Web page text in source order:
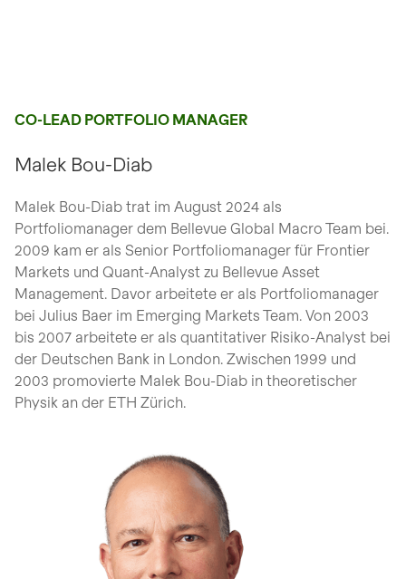
CO-LEAD PORTFOLIO MANAGER
Malek Bou-Diab
Malek Bou-Diab trat im August 2024 als
Portfoliomanager dem Bellevue Global Macro Team bei.
2009 kam er als Senior Portfoliomanager für Frontier
Markets und Quant-Analyst zu Bellevue Asset
Management. Davor arbeitete er als Portfoliomanager
bei Julius Baer im Emerging Markets Team. Von 2003
bis 2007 arbeitete er als quantitativer Risiko-Analyst bei
der Deutschen Bank in London. Zwischen 1999 und
2003 promovierte Malek Bou-Diab in theoretischer
Physik an der ETH Zürich.